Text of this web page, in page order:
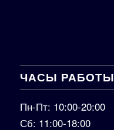
ЧАСЫ РАБОТЫ
Пн-Пт: 10:00-20:00
Сб: 11:00-18:00